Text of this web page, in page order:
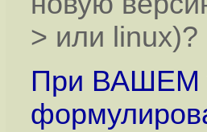
> или linux)?
При ВАШЕМ